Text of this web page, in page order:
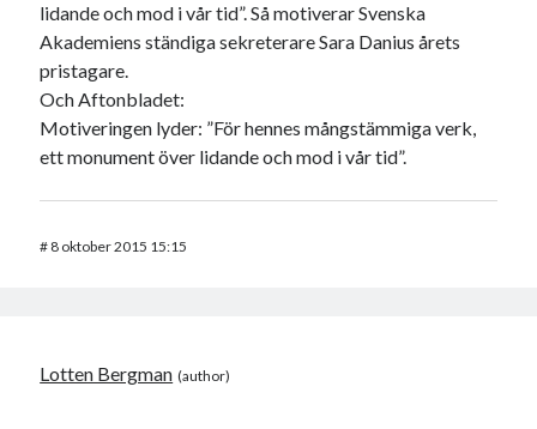
lidande och mod i vår tid”. Så motiverar Svenska
Akademiens ständiga sekreterare Sara Danius årets
pristagare.
Och Aftonbladet:
Motiveringen lyder: ”För hennes mångstämmiga verk,
ett monument över lidande och mod i vår tid”.
# 8 oktober 2015 15:15
Lotten Bergman